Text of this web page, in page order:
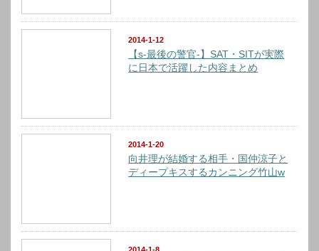
2014-1-12
【s-最後の警官-】SAT・SITが実際
に日本で活躍した内容まとめ
2014-1-20
向井理が結婚する相手・国仲涼子と
ディープキスするカンニング竹山w